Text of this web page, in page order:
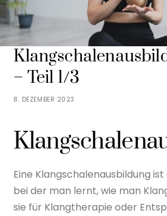
8. DEZEMBER 2023
– Teil 1/3
Eine Klangschalenausbildung
bei der man lernt, wie man
sie für Klangtherapie oder